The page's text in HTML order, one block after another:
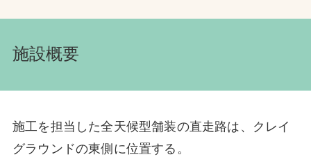
施設概要
施工を担当した全天候型舗装の直走路は、クレイ
グラウンドの東側に位置する。